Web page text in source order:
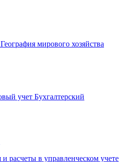
География мирового хозяйства
Бухгалтерский